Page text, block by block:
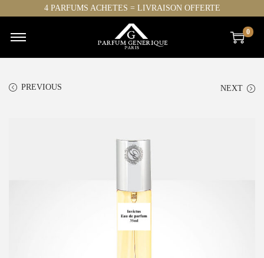
4 PARFUMS ACHETES = LIVRAISON OFFERTE
0
PREVIOUS NEXT